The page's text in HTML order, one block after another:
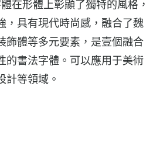
在形體上彰顯了獨特的風格，
，具有現代時尚感，融合了魏
飾體等多元要素，是壹個融合
的書法字體。可以應用于美術
計等領域。